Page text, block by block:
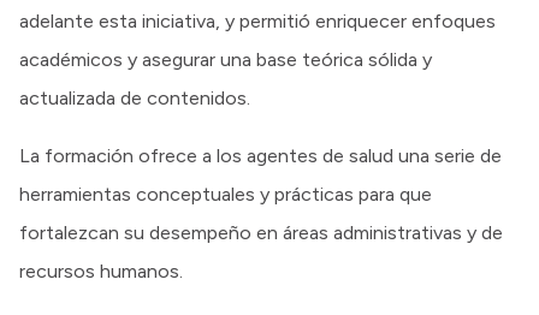
adelante esta iniciativa, y permitió enriquecer enfoques
académicos y asegurar una base teórica sólida y
actualizada de contenidos.
La formación ofrece a los agentes de salud una serie de
herramientas conceptuales y prácticas para que
fortalezcan su desempeño en áreas administrativas y de
recursos humanos.